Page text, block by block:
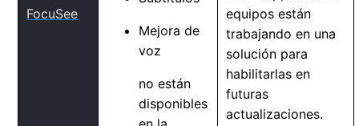
FocuSee
Mejora de
voz
no están
disponibles
equipos están
trabajando en una
solución para
habilitarlas en
futuras
actualizaciones.